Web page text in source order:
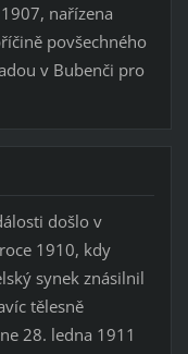
nařízena
povšechného
v Bubenči pro
došlo v
1910, kdy
synek znásilnil
tělesně
28. ledna 1911